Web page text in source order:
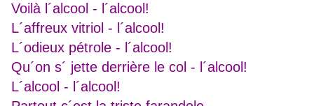
Voilà l´alcool - l´alcool!
L´affreux vitriol - l´alcool!
L´odieux pétrole - l´alcool!
Qu´on s´ jette derrière le col - l´alcool!
L´alcool - l´alcool!